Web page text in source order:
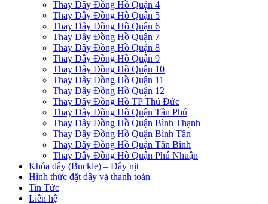
Thay Dây Đồng Hồ Quận 4
Thay Dây Đồng Hồ Quận 5
Thay Dây Đồng Hồ Quận 6
Thay Dây Đồng Hồ Quận 7
Thay Dây Đồng Hồ Quận 8
Thay Dây Đồng Hồ Quận 9
Thay Dây Đồng Hồ Quận 10
Thay Dây Đồng Hồ Quận 11
Thay Dây Đồng Hồ Quận 12
Thay Dây Đồng Hồ TP Thủ Đức
Thay Dây Đồng Hồ Quận Tân Phú
Thay Dây Đồng Hồ Quận Bình Thạnh
Thay Dây Đồng Hồ Quận Bình Tân
Thay Dây Đồng Hồ Quận Tân Bình
Thay Dây Đồng Hồ Quận Phú Nhuận
Khóa dây (Buckle) – Dây nịt
Hình thức đặt dây và thanh toán
Tin Tức
Liên hệ